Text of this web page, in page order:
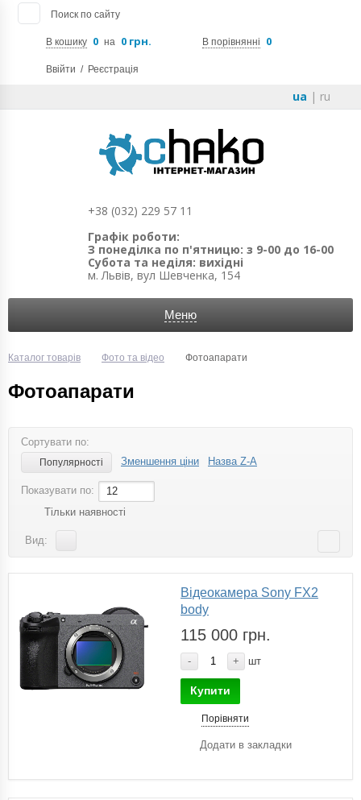
Поиск по сайту
В кошику 0 на 0 грн. В порівнянні 0
Ввійти / Реєстрація
ua | ru
+38 (032) 229 57 11
Графік роботи:
З понеділка по п'ятницю: з 9-00 до 16-00
Субота та неділя: вихідні
м. Львів, вул Шевченка, 154
Меню
Каталог товарів Фото та відео Фотоапарати
Фотоапарати
Сортувати по:
Популярності Зменшення ціни Назва Z-A
Показувати по:
12
Тільки наявності
Вид:
Відеокамера Sony FX2
body
115 000 грн.
- + шт
Купити
Порівняти
Додати в закладки